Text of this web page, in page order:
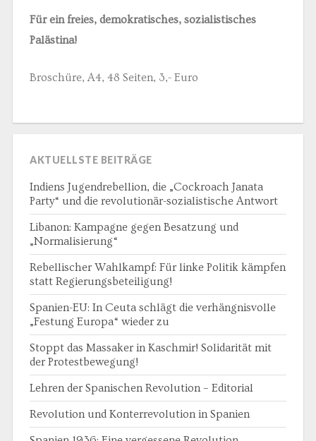
Für ein freies, demokratisches, sozialistisches
Palästina!
Broschüre, A4, 48 Seiten, 3,- Euro
AKTUELLSTE BEITRÄGE
Indiens Jugendrebellion, die „Cockroach Janata
Party“ und die revolutionär-sozialistische Antwort
Libanon: Kampagne gegen Besatzung und
„Normalisierung“
Rebellischer Wahlkampf: Für linke Politik kämpfen
statt Regierungsbeteiligung!
Spanien-EU: In Ceuta schlägt die verhängnisvolle
„Festung Europa“ wieder zu
Stoppt das Massaker in Kaschmir! Solidarität mit
der Protestbewegung!
Lehren der Spanischen Revolution – Editorial
Revolution und Konterrevolution in Spanien